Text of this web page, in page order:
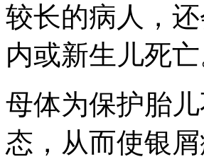
较长的病人，
内或新生儿死亡
母体为保护胎
态，从而使银